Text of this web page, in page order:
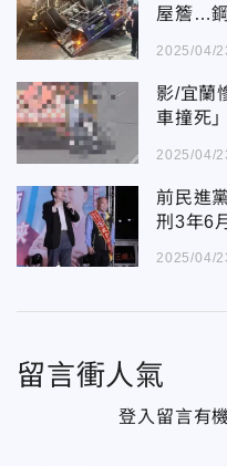
屋簷…
2025/04/
影/宜蘭
車撞死」
2025/04/
前民進
刑3年6
2025/04/
留言衝人氣
登入留言有